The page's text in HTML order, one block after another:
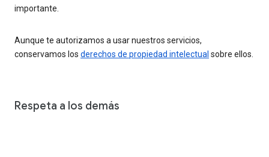
importante.
Aunque te autorizamos a usar nuestros servicios,
conservamos los derechos de propiedad intelectual sobre ellos.
Respeta a los demás